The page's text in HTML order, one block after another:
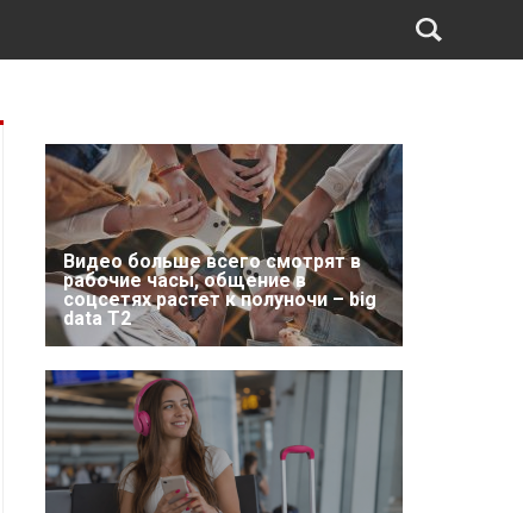
Видео больше всего смотрят в
рабочие часы, общение в
соцсетях растет к полуночи – big
data T2